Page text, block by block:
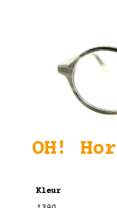
OH!
Kleur